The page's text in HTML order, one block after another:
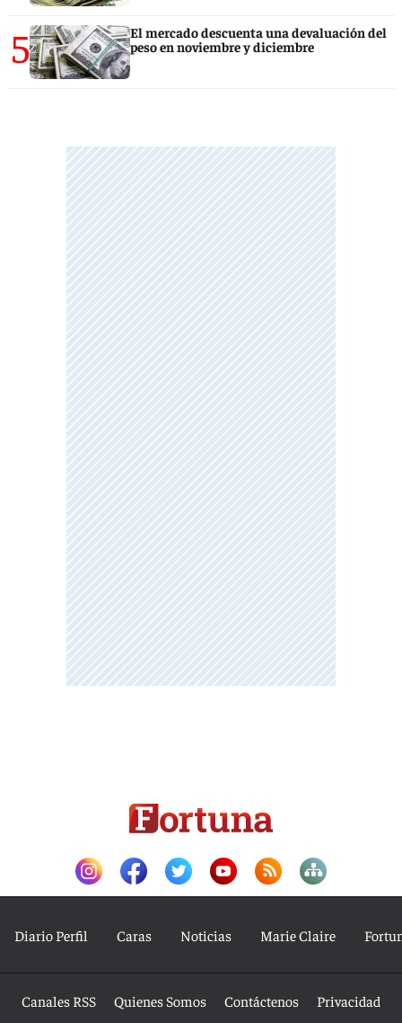
5
El mercado descuenta una devaluación del
peso en noviembre y diciembre
Diario Perfil Caras Noticias Marie Claire
Canales RSS Quienes Somos Contáctenos Privacidad